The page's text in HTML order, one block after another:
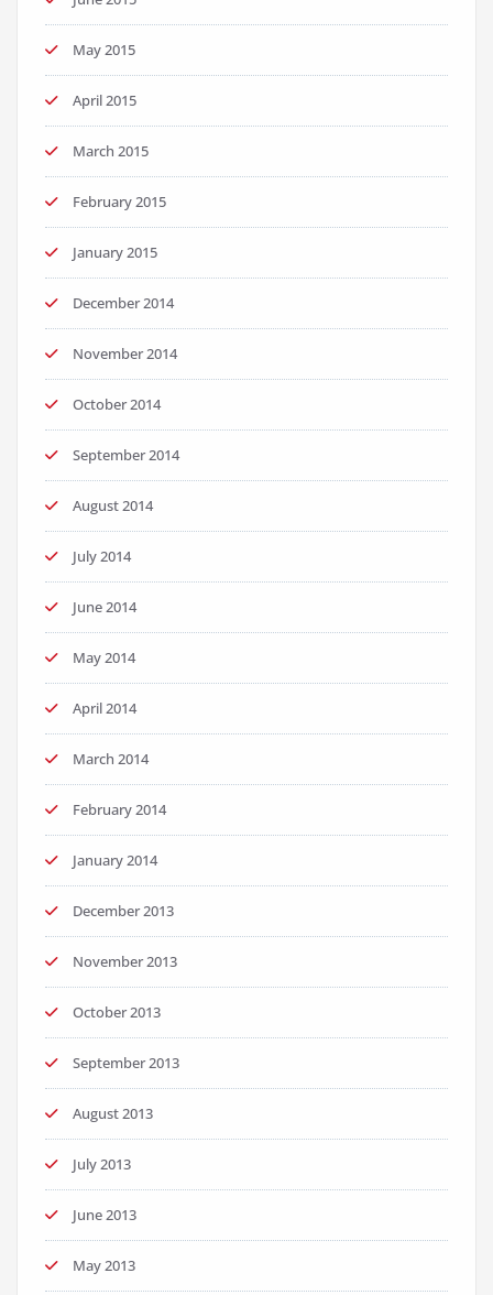
May 2015
April 2015
March 2015
February 2015
January 2015
December 2014
November 2014
October 2014
September 2014
August 2014
July 2014
June 2014
May 2014
April 2014
March 2014
February 2014
January 2014
December 2013
November 2013
October 2013
September 2013
August 2013
July 2013
June 2013
May 2013